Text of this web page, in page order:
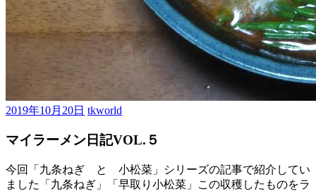
2019年10月20日 tkworld
マイラーメン日記VOL.５
今回「九条ねぎ と 小松菜」シリーズの記事で紹介してい
ました「九条ねぎ」「早取り小松菜」この収穫したものをラ